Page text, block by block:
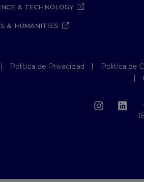
& TECHNOLOGY
& HUMANITIES
Política de Privacidad
Política de